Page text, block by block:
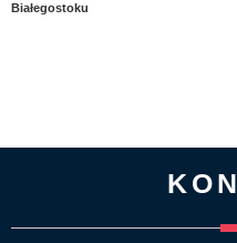
Białegostoku